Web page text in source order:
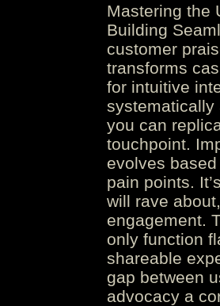
Mastering the
Building
customer
transforms
for intuitive
systematically
you can
touchpoint.
evolves
pain points.
will rave
engagement.
only function
shareable
gap between
advocacy a